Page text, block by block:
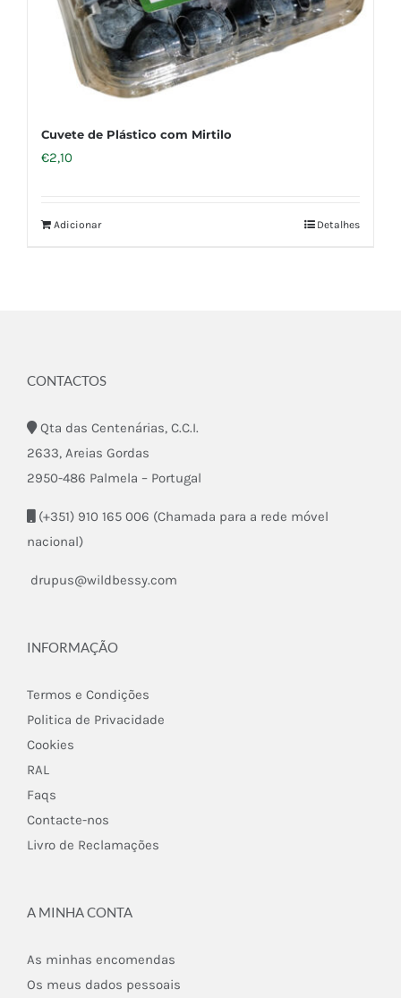
Cuvete de Plástico com Mirtilo
€2,10
Adicionar Detalhes
CONTACTOS
Qta das Centenárias, C.C.I.
2633, Areias Gordas
2950-486 Palmela – Portugal
(+351) 910 165 006 (Chamada para a rede móvel
nacional)
drupus@wildbessy.com
INFORMAÇÃO
Termos e Condições
Politica de Privacidade
Cookies
RAL
Faqs
Contacte-nos
Livro de Reclamações
A MINHA CONTA
As minhas encomendas
Os meus dados pessoais